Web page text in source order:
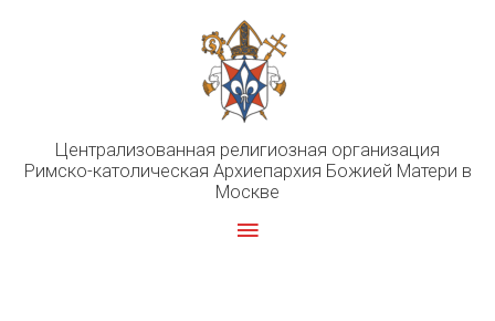
Централизованная религиозная организация
Римско-католическая Архиепархия Божией Матери в
Москве
Главное